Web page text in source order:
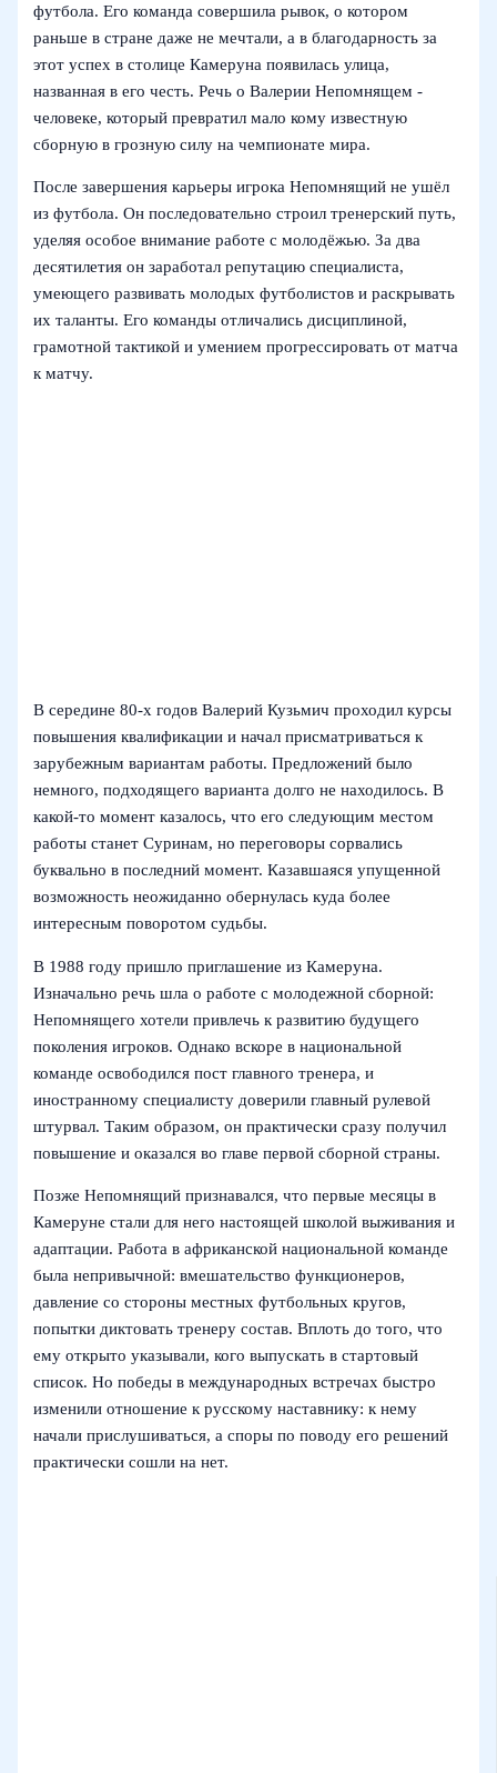
футбола. Его команда совершила рывок, о котором
раньше в стране даже не мечтали, а в благодарность за
этот успех в столице Камеруна появилась улица,
названная в его честь. Речь о Валерии Непомнящем -
человеке, который превратил мало кому известную
сборную в грозную силу на чемпионате мира.
После завершения карьеры игрока Непомнящий не ушёл
из футбола. Он последовательно строил тренерский путь,
уделяя особое внимание работе с молодёжью. За два
десятилетия он заработал репутацию специалиста,
умеющего развивать молодых футболистов и раскрывать
их таланты. Его команды отличались дисциплиной,
грамотной тактикой и умением прогрессировать от матча
к матчу.
В середине 80‑х годов Валерий Кузьмич проходил курсы
повышения квалификации и начал присматриваться к
зарубежным вариантам работы. Предложений было
немного, подходящего варианта долго не находилось. В
какой‑то момент казалось, что его следующим местом
работы станет Суринам, но переговоры сорвались
буквально в последний момент. Казавшаяся упущенной
возможность неожиданно обернулась куда более
интересным поворотом судьбы.
В 1988 году пришло приглашение из Камеруна.
Изначально речь шла о работе с молодежной сборной:
Непомнящего хотели привлечь к развитию будущего
поколения игроков. Однако вскоре в национальной
команде освободился пост главного тренера, и
иностранному специалисту доверили главный рулевой
штурвал. Таким образом, он практически сразу получил
повышение и оказался во главе первой сборной страны.
Позже Непомнящий признавался, что первые месяцы в
Камеруне стали для него настоящей школой выживания и
адаптации. Работа в африканской национальной команде
была непривычной: вмешательство функционеров,
давление со стороны местных футбольных кругов,
попытки диктовать тренеру состав. Вплоть до того, что
ему открыто указывали, кого выпускать в стартовый
список. Но победы в международных встречах быстро
изменили отношение к русскому наставнику: к нему
начали прислушиваться, а споры по поводу его решений
практически сошли на нет.